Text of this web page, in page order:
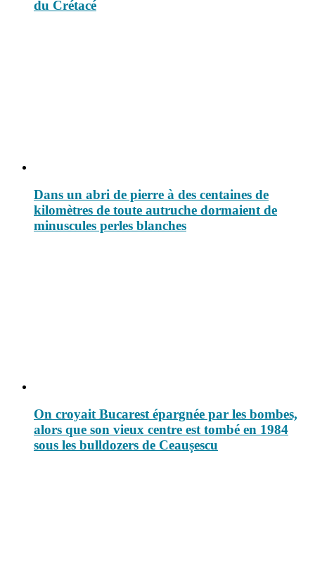
du Crétacé
Dans un abri de pierre à des centaines de
kilomètres de toute autruche dormaient de
minuscules perles blanches
On croyait Bucarest épargnée par les bombes,
alors que son vieux centre est tombé en 1984
sous les bulldozers de Ceaușescu